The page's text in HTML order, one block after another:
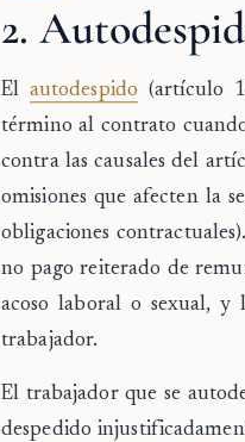
2.
El autodespido (artículo
término al contrato
contra las causales del
omisiones que afecten la
obligaciones
no pago reiterado de
acoso laboral o sexual, y
trabajador.
El trabajador que se
despedido